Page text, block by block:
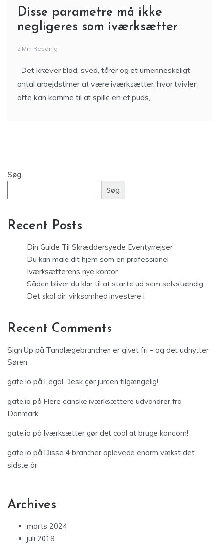
Disse parametre må ikke
negligeres som iværksætter
2 Min Reading
Det kræver blod, sved, tårer og et umenneskeligt
antal arbejdstimer at være iværksætter, hvor tvivlen
ofte kan komme til at spille en et puds,
Søg
Søg
Recent Posts
Din Guide Til Skræddersyede Eventyrrejser
Du kan male dit hjem som en professionel
Iværksætterens nye kontor
Sådan bliver du klar til at starte ud som selvstændig
Det skal din virksomhed investere i
Recent Comments
Sign Up på Tandlægebranchen er givet fri – og det udnytter
Søren
gate io på Legal Desk gør juraen tilgængelig!
gate.io på Flere danske iværksættere udvandrer fra
Danmark
gate.io på Iværksætter gør det cool at bruge kondom!
gate io på Disse 4 brancher oplevede enorm vækst det
sidste år
Archives
marts 2024
juli 2018